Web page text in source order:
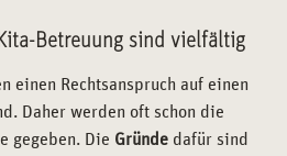
Betreuung sind vielfältig
einen Rechtsanspruch auf einen
Daher werden oft schon die
gegeben. Die Gründe dafür sind